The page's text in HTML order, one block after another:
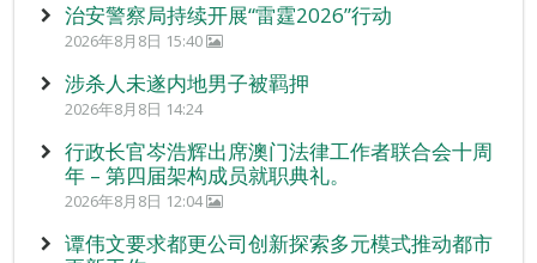
治安警察局持续开展“雷霆2026”行动
2026年8月8日 15:40
涉杀人未遂内地男子被羁押
2026年8月8日 14:24
行政长官岑浩辉出席澳门法律工作者联合会十周
年 – 第四届架构成员就职典礼。
2026年8月8日 12:04
谭伟文要求都更公司创新探索多元模式推动都市